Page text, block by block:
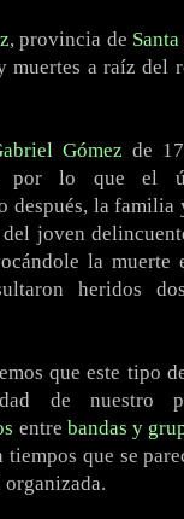
, provincia de Santa
muertes a raíz del
Gómez de
por lo que el
después, la familia
joven
la muerte
heridos
que este tipo
de nuestro
entre bandas y
que se
organizada.